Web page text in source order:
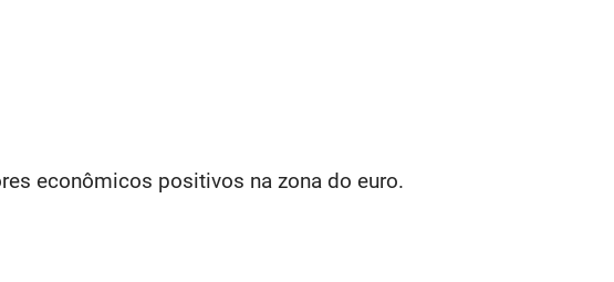
econômicos positivos na zona do euro.